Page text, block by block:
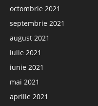
octombrie 2021
septembrie 2021
august 2021
iulie 2021
iunie 2021
mai 2021
aprilie 2021